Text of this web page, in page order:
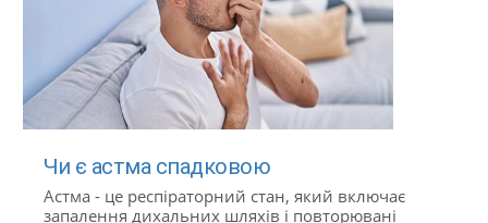
Чи є астма спадковою
Астма - це респіраторний стан, який включає
запалення дихальних шляхів і повторювані